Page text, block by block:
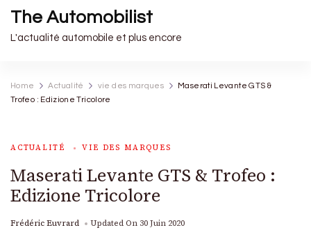
The Automobilist
L'actualité automobile et plus encore
Home Actualité vie des marques
Maserati Levante GTS &
Trofeo : Edizione Tricolore
ACTUALITÉ VIE DES MARQUES
Maserati Levante GTS & Trofeo :
Edizione Tricolore
Frédéric Euvrard Updated On 30 Juin 2020